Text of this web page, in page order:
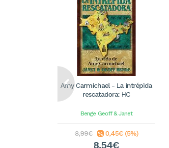
Amy Carmichael - La intrépida
rescatadora: HC
Benge Geoff & Janet
8,99€ 0,45€ (5%)
8,54€